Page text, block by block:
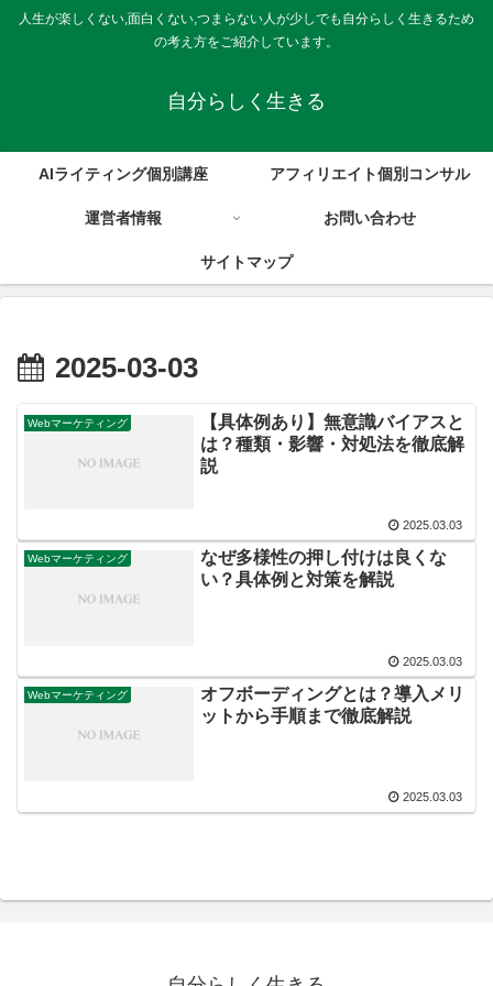
人生が楽しくない,面白くない,つまらない人が少しでも自分らしく生きるため
の考え方をご紹介しています。
自分らしく生きる
AIライティング個別講座 アフィリエイト個別コンサル
運営者情報 お問い合わせ
サイトマップ
2025-03-03
Webマーケティング
【具体例あり】無意識バイアスと
は？種類・影響・対処法を徹底解
説
2025.03.03
Webマーケティング
なぜ多様性の押し付けは良くな
い？具体例と対策を解説
2025.03.03
Webマーケティング
オフボーディングとは？導入メリ
ットから手順まで徹底解説
2025.03.03